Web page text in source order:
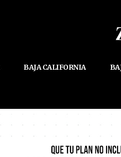
BAJA CALIFORNIA